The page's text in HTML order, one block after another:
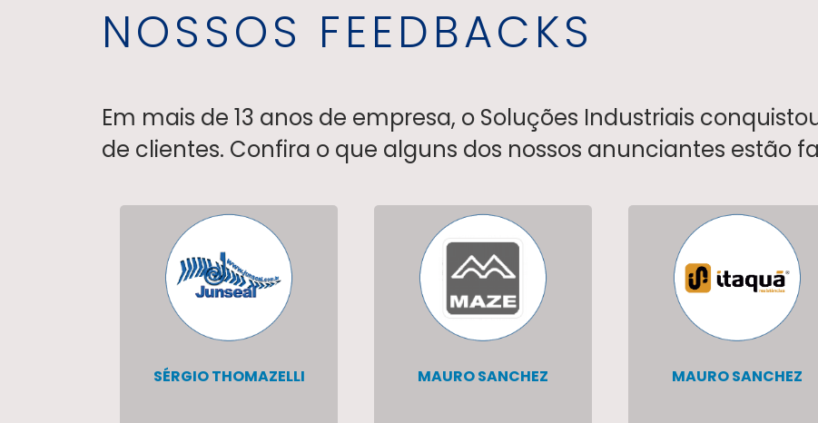
NOSSOS FEEDBACKS
Em mais de 13 anos de empresa, o Soluções Industriais
de clientes. Confira o que alguns dos nossos anunciantes estão
SÉRGIO THOMAZELLI MAURO SANCHEZ MAURO SANCHEZ